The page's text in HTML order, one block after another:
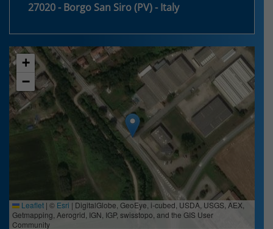
27020 - Borgo San Siro (PV) - Italy
+
−
Leaflet | © Esri | DigitalGlobe, GeoEye, i-cubed, USDA, USGS, AEX,
Getmapping, Aerogrid, IGN, IGP, swisstopo, and the GIS User
Community